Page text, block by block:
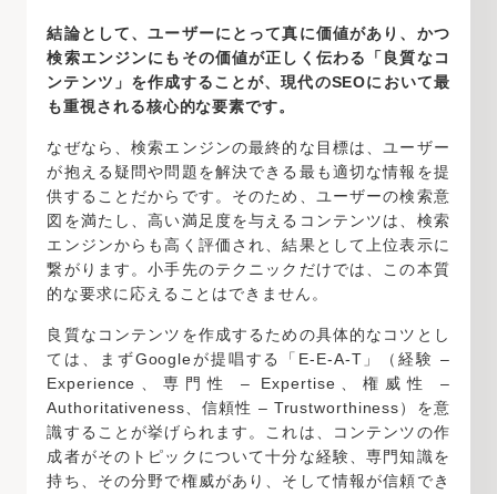
結論として、ユーザーにとって真に価値があり、かつ
検索エンジンにもその価値が正しく伝わる「良質なコ
ンテンツ」を作成することが、現代のSEOにおいて最
も重視される核心的な要素です。
なぜなら、検索エンジンの最終的な目標は、ユーザー
が抱える疑問や問題を解決できる最も適切な情報を提
供することだからです。そのため、ユーザーの検索意
図を満たし、高い満足度を与えるコンテンツは、検索
エンジンからも高く評価され、結果として上位表示に
繋がります。小手先のテクニックだけでは、この本質
的な要求に応えることはできません。
良質なコンテンツを作成するための具体的なコツとし
ては、まずGoogleが提唱する「E-E-A-T」（経験 –
Experience、専門性 – Expertise、権威性 –
Authoritativeness、信頼性 – Trustworthiness）を意
識することが挙げられます。これは、コンテンツの作
成者がそのトピックについて十分な経験、専門知識を
持ち、その分野で権威があり、そして情報が信頼でき